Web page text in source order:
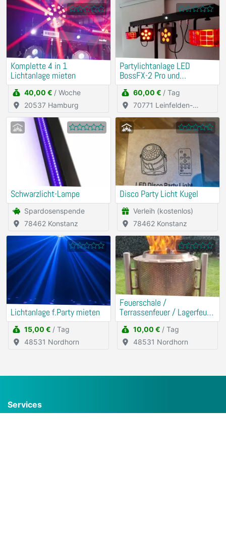
Komplette 4 in 1
Lichtanlage mieten
40,00 € / Woche
20537 Hamburg
Partylichtanlage LED
BossFX-2 Pro und
Nebelmaschine
60,00 € / Tag
Echterdingen
Schwarzlicht-Lampe
Spardosenspende
78462 Konstanz
Disco Party Licht Kugel
Verleih (kostenlos)
78462 Konstanz
Lichtanlage f.Party mieten
15,00 € / Tag
48531 Nordhorn
Feuerschale /
Terrassenfeuer / Lagerfeuer
mieten
10,00 € / Tag
48531 Nordhorn
Services